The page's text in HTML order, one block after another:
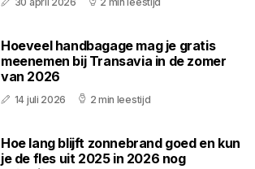
Hoeveel handbagage mag je gratis
meenemen bij Transavia in de zomer
van 2026
14 juli 2026 2 min leestijd
Hoe lang blijft zonnebrand goed en kun
je de fles uit 2025 in 2026 nog